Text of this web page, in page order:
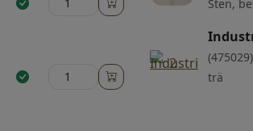
Sten,
trä